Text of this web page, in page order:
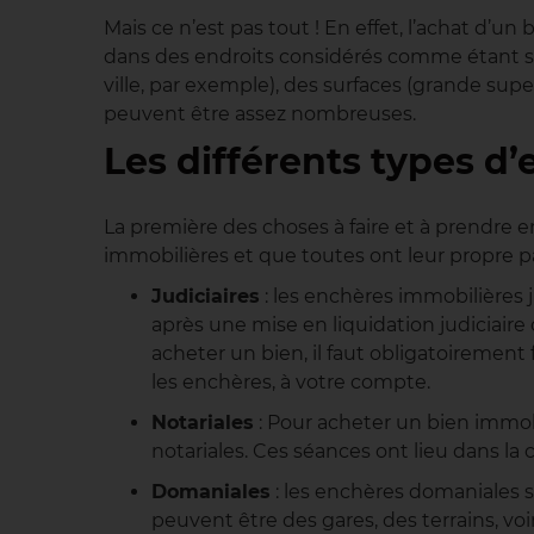
Mais ce n’est pas tout ! En effet, l’achat
dans des endroits considérés comme étant
ville, par exemple), des surfaces (grande
peuvent être assez nombreuses.
Les différents types
La première des choses à faire et à prendre
immobilières et que toutes ont leur propre
Judiciaires : les enchères immobilières
après une mise en liquidation judiciaire
acheter un bien, il faut obligatoirement
les enchères, à votre compte.
Notariales : Pour acheter un bien
notariales. Ces séances ont lieu dans
Domaniales : les enchères domaniales
peuvent être des gares, des terrains,